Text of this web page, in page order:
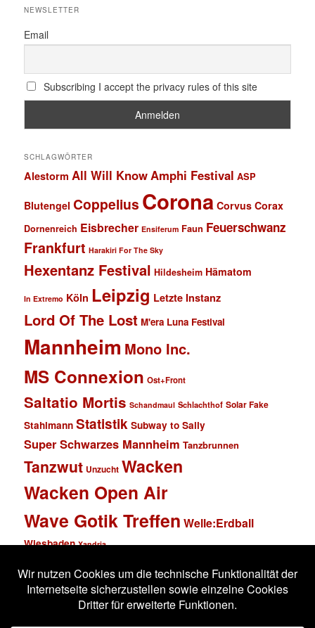
NEWSLETTER
Email
Subscribing I accept the privacy rules of this site
SCHLAGWÖRTER
Alestorm All Will KnowAmphi Festival ASP
Blutengel Coppelius Corona Corvus Corax
Dornenreich Eisbrecher Ensiferum Faun Feuerschwanz
Frankfurt Harakiri For The Sky
Hexentanz Festival Hildesheim Hämatom
In Extremo Köln Leipzig Letzte Instanz
Lord Of The Lost M'era Luna Festival
Mannheim Mono Inc.
MS Connexion Ost+Front
Saltatio Mortis Schandmaul Schlachthof Solar Fake
Stahlmann Statistik Subway to Sally
Super Schwarzes Mannheim Tanzbrunnen
Tanzwut Unzucht Wacken
Wacken Open Air
Wave Gotik Treffen Welle:Erdball
Wiesbaden Xandria
Impressum